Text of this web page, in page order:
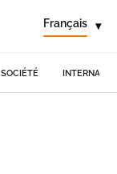
Français ▾
SOCIÉTÉ